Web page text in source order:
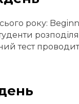
року:
тест